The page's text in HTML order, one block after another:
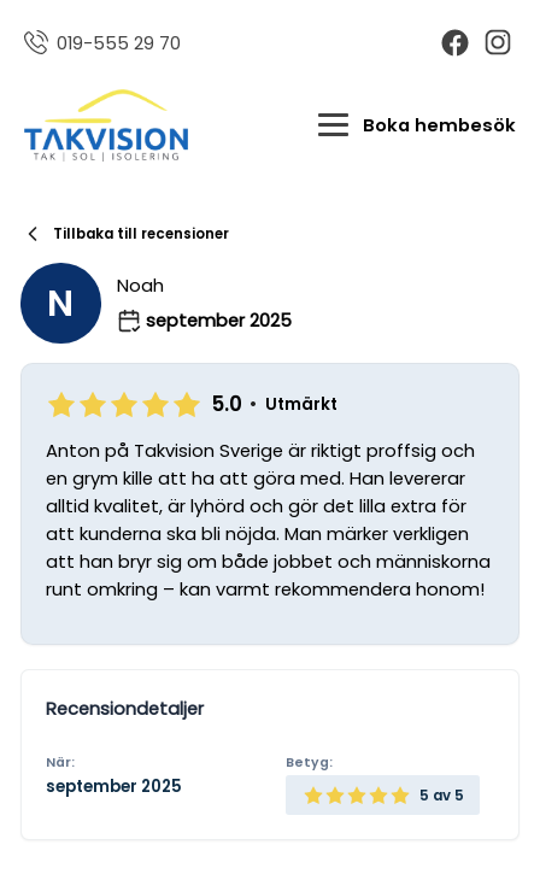
019-555 29 70
Boka hembesök
Tillbaka till recensioner
N
Noah
september 2025
5.0 • Utmärkt
Anton på Takvision Sverige är riktigt proffsig och
en grym kille att ha att göra med. Han levererar
alltid kvalitet, är lyhörd och gör det lilla extra för
att kunderna ska bli nöjda. Man märker verkligen
att han bryr sig om både jobbet och människorna
runt omkring – kan varmt rekommendera honom!
Recensiondetaljer
När:
september 2025
Betyg:
5 av 5